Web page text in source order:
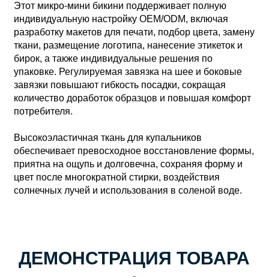
Этот микро-мини бикини поддерживает полную
индивидуальную настройку OEM/ODM, включая
разработку макетов для печати, подбор цвета, замену
ткани, размещение логотипа, нанесение этикеток и
бирок, а также индивидуальные решения по
упаковке. Регулируемая завязка на шее и боковые
завязки повышают гибкость посадки, сокращая
количество доработок образцов и повышая комфорт
потребителя.
Высокоэластичная ткань для купальников
обеспечивает превосходное восстановление формы,
приятна на ощупь и долговечна, сохраняя форму и
цвет после многократной стирки, воздействия
солнечных лучей и использования в соленой воде.
ДЕМОНСТРАЦИЯ ТОВАРА